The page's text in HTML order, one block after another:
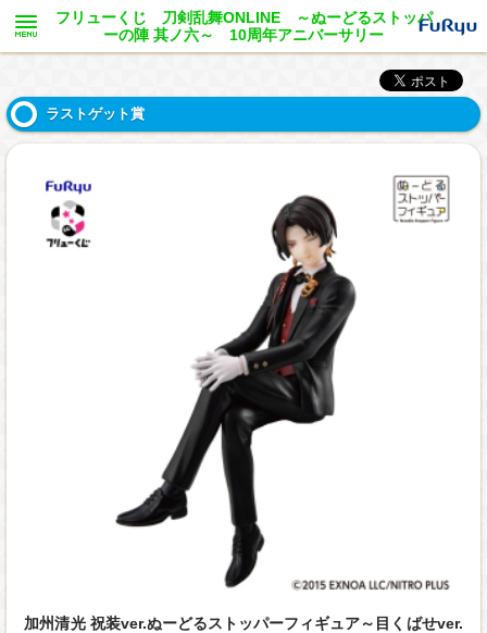
フリューくじ 刀剣乱舞ONLINE ～ぬーどるストッパ
ーの陣 其ノ六～ 10周年アニバーサリー
ラストゲット賞
加州清光 祝装ver.ぬーどるストッパーフィギュア～目くばせver.